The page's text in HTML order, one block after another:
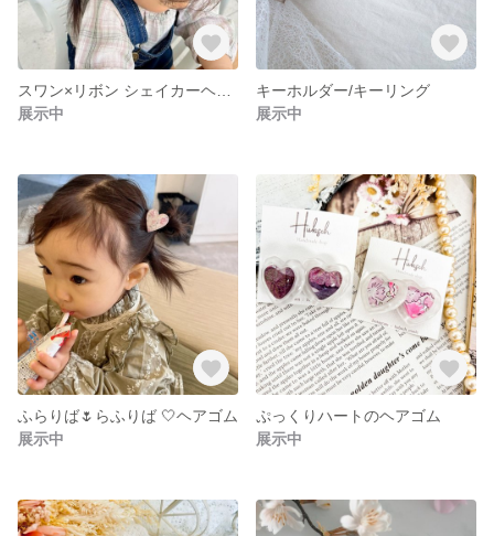
展示中
キーホルダー/キーリング
展示中
ふらりば🌷らふりば 🤍ヘアゴム
展示中
ぷっくりハートのヘアゴム
展示中